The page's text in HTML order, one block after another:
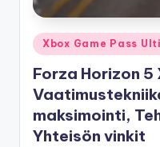
Posted
in
Xbox Game Pass
Forza Horizon 5
maksimointi,
Yhteisön vinkit